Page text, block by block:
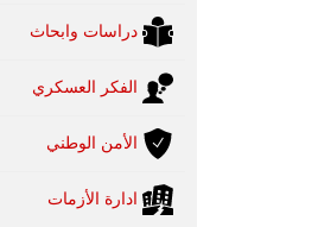
دراسات وابحاث
الفكر العسكري
الأمن الوطني
ادارة الأزمات